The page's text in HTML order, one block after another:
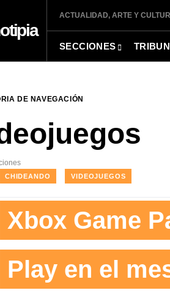
ACTUALIDAD, ARTE Y
SECCIONES
DE NAVEGACIÓN
CHIDEANDO VIDEOJUEGOS
Xbox Game
Play en el